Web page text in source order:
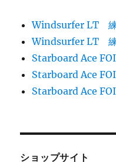
Windsurfer LT
Windsurfer LT
Starboard Ace
Starboard Ace
Starboard Ace
ショップサイト